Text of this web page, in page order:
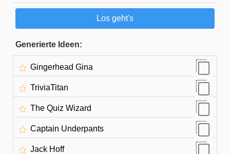
Generierte Ideen:
Gingerhead Gina
TriviaTitan
The Quiz Wizard
Captain Underpants
Jack Hoff